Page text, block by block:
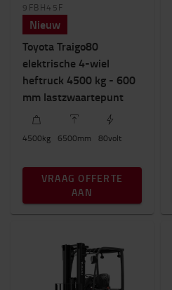
9FBH45F
Nieuw
Toyota Traigo80
elektrische 4-wiel
heftruck 4500 kg - 600
mm lastzwaartepunt
4500kg 6500mm 80volt
VRAAG OFFERTE
AAN